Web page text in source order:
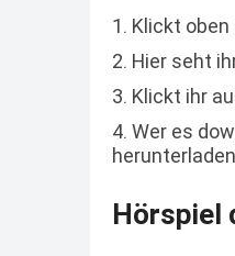
Klickt oben
Hier seht
Klickt ihr
Wer es
Hörspiel